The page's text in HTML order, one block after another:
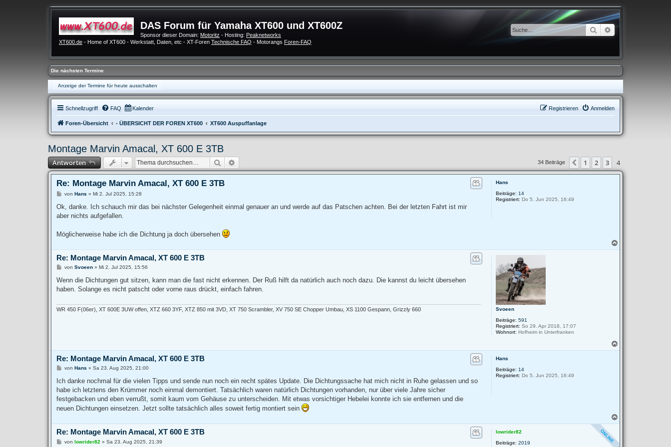
DAS Forum für Yamaha XT600 und XT600Z
Sponsor dieser Domain: Motoritz - Hosting: Peaknetworks
XT600.de - Home of XT600 - Werkstatt, Daten, etc - XT-Foren Technische FAQ - Motorangs Foren-FAQ
Suche Erweiterte Suche
Die nächsten Termine
Anzeige der Termine für heute ausschalten
Schnellzugriff FAQ Kalender Anmelden
Registrieren
Foren-Übersicht - ÜBERSICHT DER FOREN XT600 XT600 Auspuffanlage
Montage Marvin Amacal, XT 600 E 3TB
Antworten Suche 34 Beiträge Vorherige
1 2 3 4
Hans
Beiträge: 14
Registriert: Do 5. Jun 2025, 16:49
Re: Montage Marvin Amacal, XT 600 E 3TB
B
i
r
von Hans » Mi 2. Jul 2025, 15:28
Ok, danke. Ich schauch mir das bei nächster Gelegenheit einmal genauer an und werde auf das Patschen achten. Bei der letzten Fahrt ist mir
aber nichts aufgefallen.
Möglicherweise habe ich die Dichtung ja doch übersehen
a
Svoeen
Beiträge: 591
Registriert: So 29. Apr 2018, 17:07
Wohnort: Hofheim in Unterfranken
Re: Montage Marvin Amacal, XT 600 E 3TB
B
i
r
von Svoeen» Mi 2. Jul 2025, 15:56
Wenn die Dichtungen gut sitzen, kann man die fast nicht erkennen. Der Ruß hilft da natürlich auch noch dazu. Die kannst du leicht übersehen
haben. Solange es nicht patscht oder vorne raus drückt, einfach fahren.
WR 450 F(06er), XT 600E 3UW offen, XTZ 660 3YF, XTZ 850 mit 3VD, XT 750 Scrambler, XV 750 SE Chopper Umbau, XS 1100 Gespann, Grizzly 660
a
Hans
Beiträge: 14
Registriert: Do 5. Jun 2025, 16:49
Re: Montage Marvin Amacal, XT 600 E 3TB
B
i
r
a
von Hans » Sa 23. Aug 2025, 21:00
Ich danke nochmal für die vielen Tipps und sende nun noch ein recht spätes Update. Die Dichtungssache hat mich nicht in Ruhe gelassen und so
habe ich letztens den Krümmer noch einmal demontiert. Tatsächlich waren natürlich Dichtungen vorhanden, nur über viele Jahre sicher
festgebacken und eben verrußt, somit kaum vom Gehäuse zu unterscheiden. Mit etwas vorsichtiger Hebelei konnte ich sie entfernen und die
neuen Dichtungen einsetzen. Jetzt sollte tatsächlich alles soweit fertig montiert sein
a
o
lowrider82
Beiträge: 2019
Re: Montage Marvin Amacal, XT 600 E 3TB
Bvon lowrider82 » Sa 23. Aug 2025, 21:39